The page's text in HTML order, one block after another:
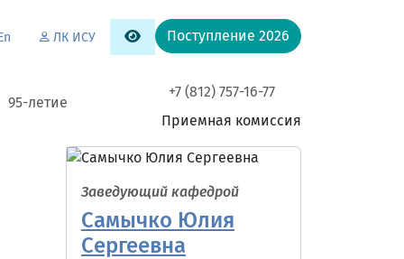
ЛК ИСУ Поступление 2026
95-летие
+7 (812) 757-16-77
Приемная комиссия
Заведующий кафедрой
Самычко Юлия
Сергеевна